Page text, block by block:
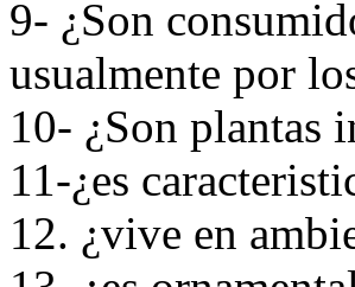
9- ¿Son
usualmente por
10- ¿Son plantas
11-¿es
12. ¿vive en